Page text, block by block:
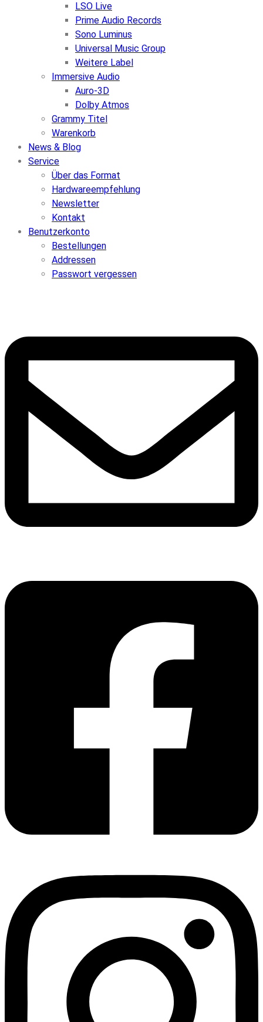
LSO Live
Prime Audio Records
Sono Luminus
Universal Music Group
Weitere Label
Immersive Audio
Auro-3D
Dolby Atmos
Grammy Titel
Warenkorb
News & Blog
Service
Über das Format
Hardwareempfehlung
Newsletter
Kontakt
Benutzerkonto
Bestellungen
Addressen
Passwort vergessen